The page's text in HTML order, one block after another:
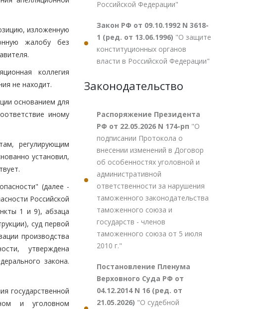
изложенную
жалобу без
коллегия
не находит.
основанием для
иному
регулирующим
установил,
(далее -
Российской
1 и 9), абзаца
суд первой
производства
утверждена
закона.
государственной
и уголовном
Российской Федерации"
Закон РФ от 09.10.1992 N 3618-
1 (ред. от 13.06.1996) "О защите
конституционных органов
власти в Российской Федерации"
Законодательство
Распоряжение Президента
РФ от 22.05.2026 N 174-рп "О
подписании Протокола о
внесении изменений в Договор
об особенностях уголовной и
административной
ответственности за нарушения
таможенного законодательства
таможенного союза и
государств - членов
таможенного союза от 5 июля
2010 г."
Постановление Пленума
Верховного Суда РФ от
04.12.2014 N 16 (ред. от
21.05.2026) "О судебной